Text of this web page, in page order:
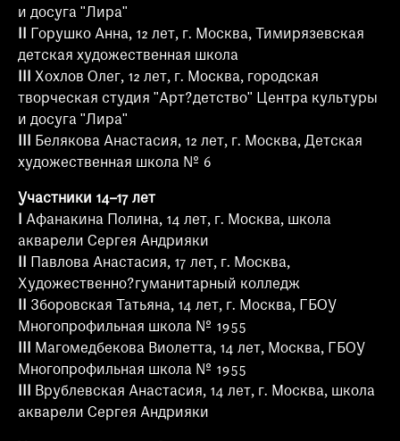
и досуга "Лира"
Горушко Анна, 12 лет, г. Москва, Тимирязевская
детская художественная школа
Хохлов Олег, 12 лет, г. Москва, городская
творческая студия "Арт?детство" Центра культуры
и досуга "Лира"
Белякова Анастасия, 12 лет, г. Москва, Детская
художественная школа № 6
Участники 14–17 лет
Афанакина Полина, 14 лет, г. Москва, школа
акварели Сергея Андрияки
Павлова Анастасия, 17 лет, г. Москва,
Художественно?гуманитарный колледж
Зборовская Татьяна, 14 лет, г. Москва, ГБОУ
Многопрофильная школа № 1955
Магомедбекова Виолетта, 14 лет, Москва, ГБОУ
Многопрофильная школа № 1955
Врублевская Анастасия, 14 лет, г. Москва, школа
акварели Сергея Андрияки